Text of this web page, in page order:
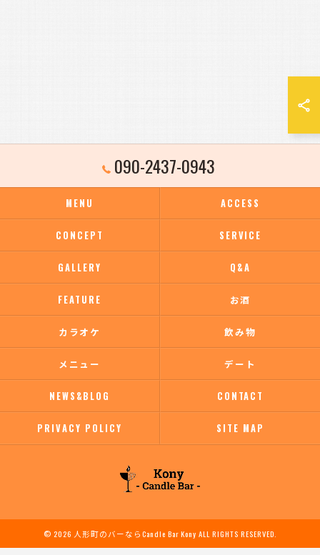
090-2437-0943
MENU ACCESS
CONCEPT SERVICE
GALLERY Q&A
FEATURE お酒
カラオケ 飲み物
メニュー デート
NEWS&BLOG CONTACT
PRIVACY POLICY SITE MAP
© 2026 人形町のバーならCandle Bar Kony ALL RIGHTS RESERVED.